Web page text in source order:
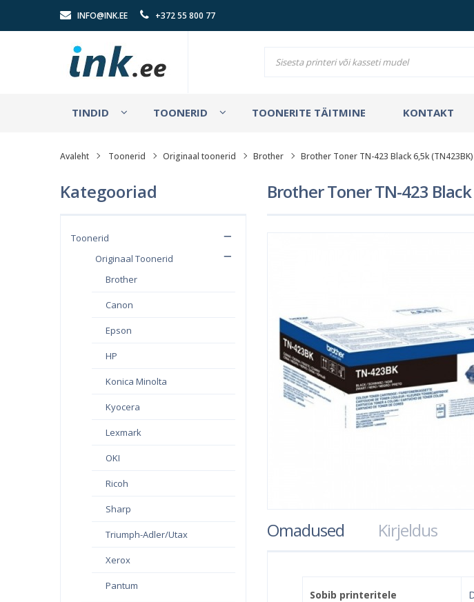
INFO@INK.EE +372 55 800 77
TINDID TOONERID TOONERITE TÄITMINE KONTAKT
Avaleht Toonerid Originaal toonerid Brother Brother Toner TN-423 Black 6,5k (TN423BK)
Kategooriad
Toonerid
Originaal Toonerid
Brother
Canon
Epson
HP
Konica Minolta
Kyocera
Lexmark
OKI
Ricoh
Sharp
Triumph-Adler/Utax
Xerox
Pantum
Brother Toner TN-423
Omadused Kirjeldus
Sobib printeritele